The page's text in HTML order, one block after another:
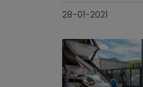
28-01-2021